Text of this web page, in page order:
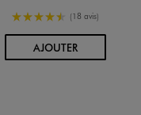
4.5/5 de moyenne
(18 avis)
AJOUTERAU PANIER